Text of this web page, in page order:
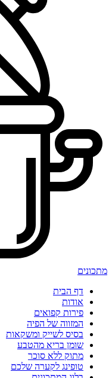
מתכונים
דף הבית
אודות
פירות קפואים
המזווה של הפיה
בסיס לשייק ומשקאות
שומן בריא מהטבע
מתוק ללא סוכר
טופינג לקערה שלכם